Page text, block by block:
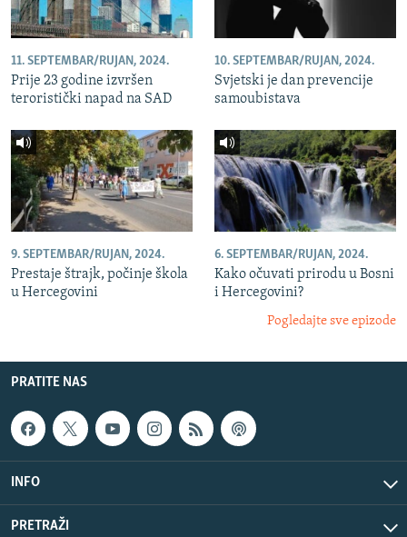
11. SEPTEMBAR/RUJAN, 2024.
Prije 23 godine izvršen
teroristički napad na SAD
10. SEPTEMBAR/RUJAN, 2024.
Svjetski je dan prevencije
samoubistava
9. SEPTEMBAR/RUJAN, 2024.
Prestaje štrajk, počinje škola
u Hercegovini
6. SEPTEMBAR/RUJAN, 2024.
Kako očuvati prirodu u Bosni
i Hercegovini?
Pogledajte sve epizode
PRATITE NAS
INFO
PRETRAŽI